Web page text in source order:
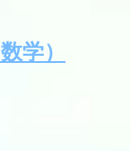
学）